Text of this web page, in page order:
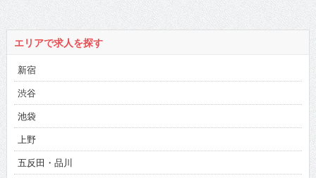
エリアで求人を探す
新宿
渋谷
池袋
上野
五反田・品川